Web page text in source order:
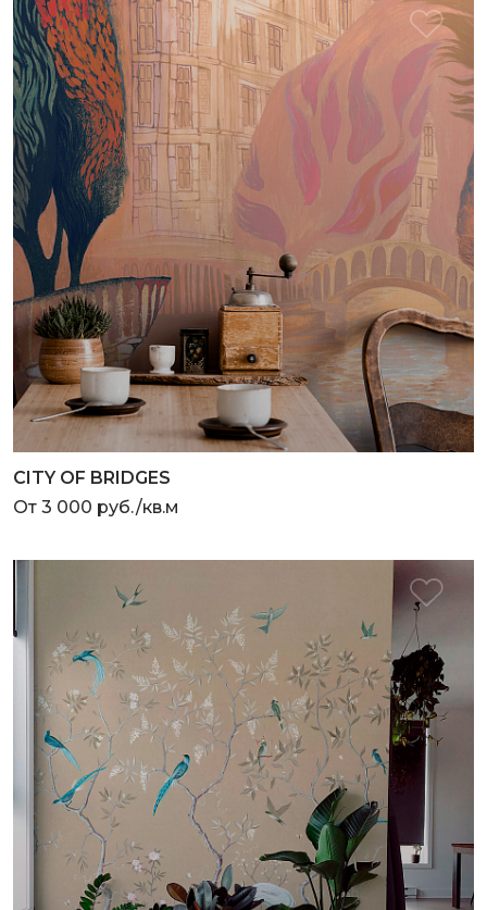
CITY OF BRIDGES
От 3 000 руб./кв.м